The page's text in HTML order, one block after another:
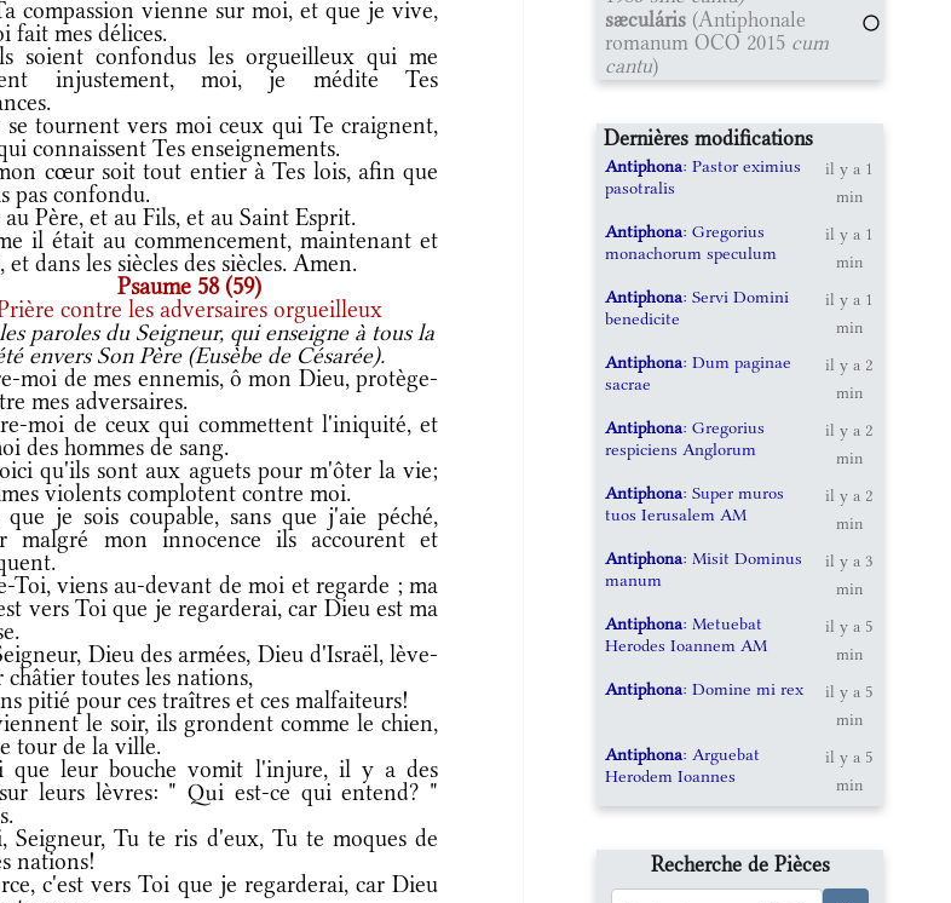
compassion vienne sur moi, et que je vive,
fait mes délices.
confondus les orgueilleux qui me
injustement, moi, je médite Tes
tournent vers moi ceux qui Te craignent,
connaissent Tes enseignements.
cœur soit tout entier à Tes lois, afin que
pas confondu.
Père, et au Fils, et au Saint Esprit.
il était au commencement, maintenant et
et dans les siècles des siècles. Amen.
Psaume 58 (59)
contre les adversaires orgueilleux
paroles du Seigneur, qui enseigne à tous la
envers Son Père (Eusèbe de Césarée).
moi de mes ennemis, ô mon Dieu, protège-
mes adversaires.
moi de ceux qui commettent l'iniquité, et
des hommes de sang.
qu'ils sont aux aguets pour m'ôter la vie;
violents complotent contre moi.
je sois coupable, sans que j'aie péché,
malgré mon innocence ils accourent et
Toi, viens au-devant de moi et regarde ; ma
vers Toi que je regarderai, car Dieu est ma
Dieu des armées, Dieu d'Israël, lève-
châtier toutes les nations,
pitié pour ces traîtres et ces malfaiteurs!
le soir, ils grondent comme le chien,
tour de la ville.
leur bouche vomit l'injure, il y a des
leurs lèvres: " Qui est-ce qui entend? "
Tu te ris d'eux, Tu te moques de
nations!
c'est vers Toi que je regarderai, car Dieu
sæculáris (Antiphonale
romanum OCO 2015 cum
cantu)
Dernières modifications
Antiphona: Pastor eximius
pasotralis
il y a 1
min
Antiphona: Gregorius
monachorum speculum
il y a 1
min
Antiphona: Servi Domini
benedicite
il y a 1
min
Antiphona: Dum paginae
sacrae
il y a 2
min
Antiphona: Gregorius
respiciens Anglorum
il y a 2
min
Antiphona: Super muros
tuos Ierusalem AM
il y a 2
min
Antiphona: Misit Dominus
manum
il y a 3
min
Antiphona: Metuebat
Herodes Ioannem AM
il y a 5
min
Antiphona: Domine mi rex
il y a 5
min
Antiphona: Arguebat
Herodem Ioannes
il y a 5
min
Recherche de Pièces